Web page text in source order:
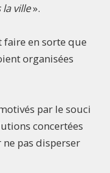
la ville».
faire en sorte que
organisées
par le souci
concertées
pas disperser